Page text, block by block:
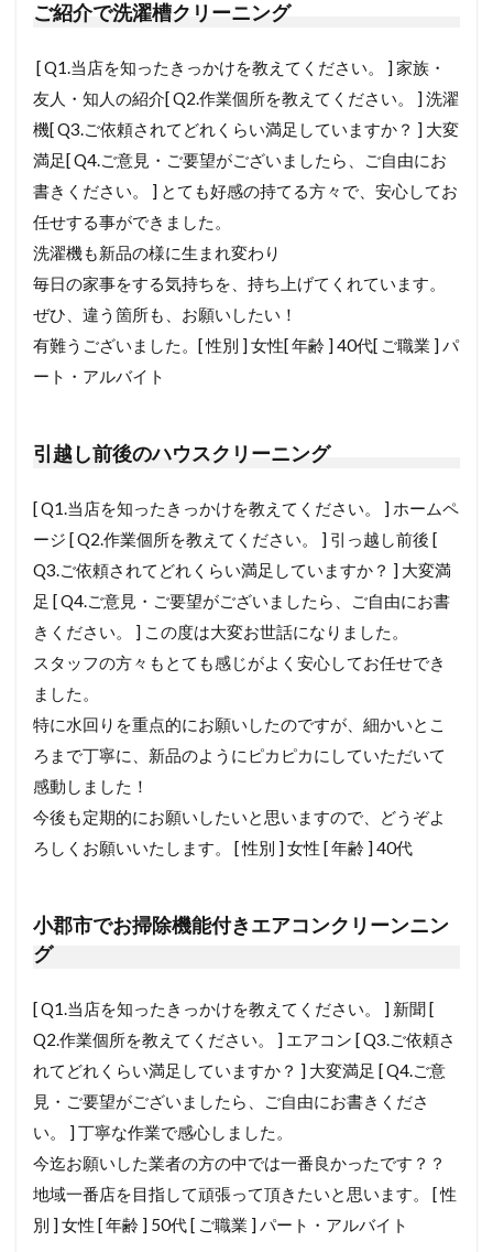
ご紹介で洗濯槽クリーニング
[ Q1.当店を知ったきっかけを教えてください。 ] 家族・
友人・知人の紹介[ Q2.作業個所を教えてください。 ] 洗濯
機[ Q3.ご依頼されてどれくらい満足していますか？ ] 大変
満足[ Q4.ご意見・ご要望がございましたら、ご自由にお
書きください。 ] とても好感の持てる方々で、安心してお
任せする事ができました。
洗濯機も新品の様に生まれ変わり
毎日の家事をする気持ちを、持ち上げてくれています。
ぜひ、違う箇所も、お願いしたい！
有難うございました。[ 性別 ] 女性[ 年齢 ] 40代[ ご職業 ] パ
ート・アルバイト
引越し前後のハウスクリーニング
[ Q1.当店を知ったきっかけを教えてください。 ] ホームペ
ージ [ Q2.作業個所を教えてください。 ] 引っ越し前後 [
Q3.ご依頼されてどれくらい満足していますか？ ] 大変満
足 [ Q4.ご意見・ご要望がございましたら、ご自由にお書
きください。 ] この度は大変お世話になりました。
スタッフの方々もとても感じがよく安心してお任せでき
ました。
特に水回りを重点的にお願いしたのですが、細かいとこ
ろまで丁寧に、新品のようにピカピカにしていただいて
感動しました！
今後も定期的にお願いしたいと思いますので、どうぞよ
ろしくお願いいたします。 [ 性別 ] 女性 [ 年齢 ] 40代
小郡市でお掃除機能付きエアコンクリーンニン
グ
[ Q1.当店を知ったきっかけを教えてください。 ] 新聞 [
Q2.作業個所を教えてください。 ] エアコン [ Q3.ご依頼さ
れてどれくらい満足していますか？ ] 大変満足 [ Q4.ご意
見・ご要望がございましたら、ご自由にお書きくださ
い。 ] 丁寧な作業で感心しました。
今迄お願いした業者の方の中では一番良かったです？？
地域一番店を目指して頑張って頂きたいと思います。 [ 性
別 ] 女性 [ 年齢 ] 50代 [ ご職業 ] パート・アルバイト